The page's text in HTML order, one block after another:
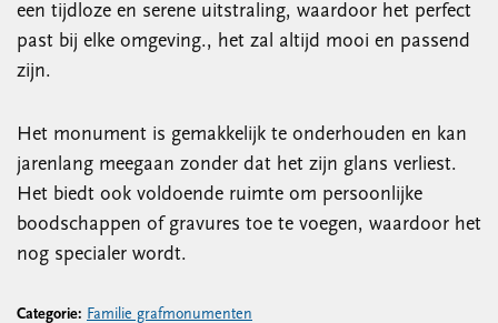
een tijdloze en serene uitstraling, waardoor het perfect
past bij elke omgeving., het zal altijd mooi en passend
zijn.
Het monument is gemakkelijk te onderhouden en kan
jarenlang meegaan zonder dat het zijn glans verliest.
Het biedt ook voldoende ruimte om persoonlijke
boodschappen of gravures toe te voegen, waardoor het
nog specialer wordt.
Categorie: Familie grafmonumenten